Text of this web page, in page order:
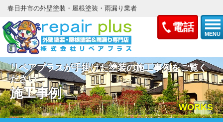
電話
MENU
春日井市の外壁塗装・屋根塗装・雨漏り業者
リペアプラスが手掛けた塗装の施工事例をご覧く
ださい
施工事例
WORKS